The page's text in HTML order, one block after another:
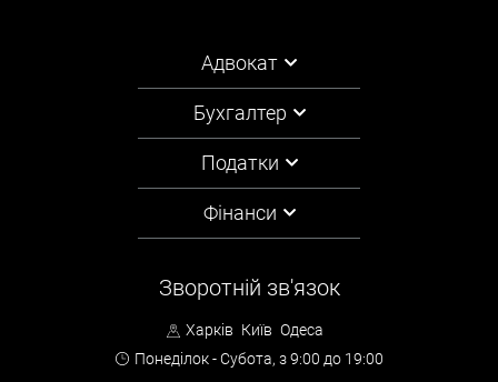
Адвокат
Бухгалтер
Податки
Фінанси
Зворотній зв'язок
Харків Київ Одеса
Понеділок - Субота, з 9:00 до 19:00